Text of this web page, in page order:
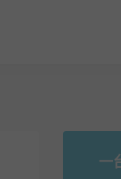
一